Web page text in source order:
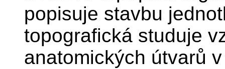
popisuje stavbu
topografická studuje
anatomických útvarů